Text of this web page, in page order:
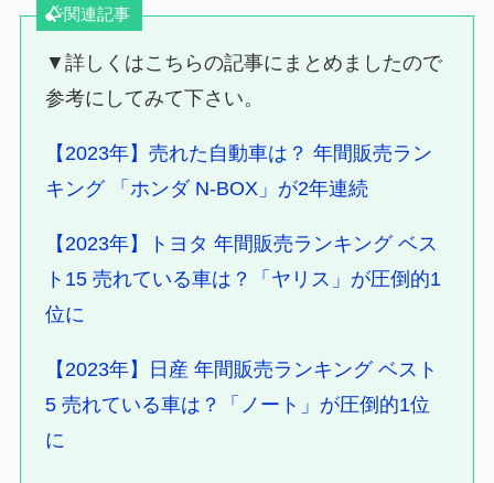
関連記事
▼詳しくはこちらの記事にまとめましたので
参考にしてみて下さい。
【2023年】売れた自動車は？ 年間販売ラン
キング 「ホンダ N-BOX」が2年連続
【2023年】トヨタ 年間販売ランキング ベス
ト15 売れている車は？「ヤリス」が圧倒的1
位に
【2023年】日産 年間販売ランキング ベスト
5 売れている車は？「ノート」が圧倒的1位
に